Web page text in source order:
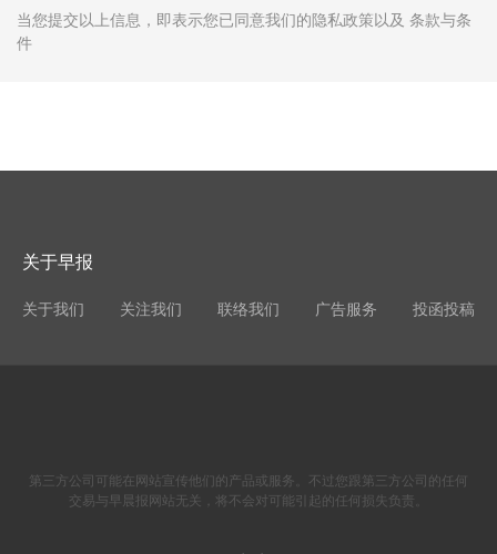
当您提交以上信息，即表示您已同意我们的隐私政策以及 条款与条
件
关于早报
关于我们 关注我们 联络我们 广告服务 投函投稿
第三方公司可能在网站宣传他们的产品或服务。不过您跟第三方公司的任何
交易与早晨报网站无关，将不会对可能引起的任何损失负责。